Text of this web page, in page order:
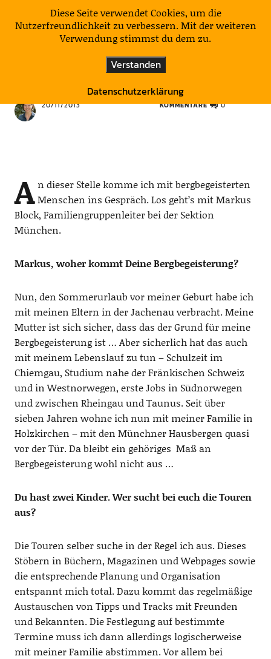
KulturNatur
Gipfeltreffen … mit Markus Block
20/11/2013 KOMMENTARE 0
A n dieser Stelle komme ich mit bergbegeisterten
Menschen ins Gespräch. Los geht’s mit Markus
Block, Familiengruppenleiter bei der Sektion
München.
Markus, woher kommt Deine Bergbegeisterung?
Nun, den Sommerurlaub vor meiner Geburt habe ich
mit meinen Eltern in der Jachenau verbracht. Meine
Mutter ist sich sicher, dass das der Grund für meine
Bergbegeisterung ist … Aber sicherlich hat das auch
mit meinem Lebenslauf zu tun – Schulzeit im
Chiemgau, Studium nahe der Fränkischen Schweiz
und in Westnorwegen, erste Jobs in Südnorwegen
und zwischen Rheingau und Taunus. Seit über
sieben Jahren wohne ich nun mit meiner Familie in
Holzkirchen – mit den Münchner Hausbergen quasi
vor der Tür. Da bleibt ein gehöriges Maß an
Bergbegeisterung wohl nicht aus …
Du hast zwei Kinder. Wer sucht bei euch die Touren
aus?
Die Touren selber suche in der Regel ich aus. Dieses
Stöbern in Büchern, Magazinen und Webpages sowie
die entsprechende Planung und Organisation
entspannt mich total. Dazu kommt das regelmäßige
Austauschen von Tipps und Tracks mit Freunden
und Bekannten. Die Festlegung auf bestimmte
Termine muss ich dann allerdings logischerweise
mit meiner Familie abstimmen. Vor allem bei
Diese Seite verwendet Cookies, um die
Nutzerfreundlichkeit zu verbessern. Mit der weiteren
Verwendung stimmst du dem zu.
Verstanden
Datenschutzerklärung